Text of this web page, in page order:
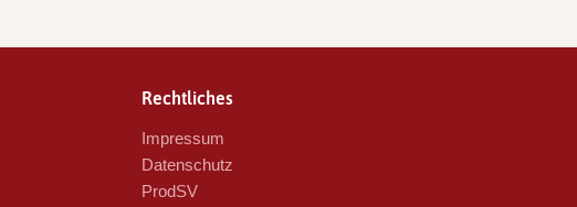
Rechtliches
Impressum
Datenschutz
ProdSV